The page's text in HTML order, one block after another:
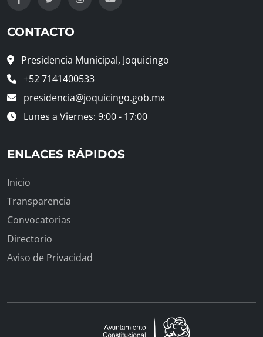
CONTACTO
Presidencia Municipal, Joquicingo
+52 7141400533
presidencia@joquicingo.gob.mx
Lunes a Viernes: 9:00 - 17:00
ENLACES RÁPIDOS
Inicio
Transparencia
Convocatorias
Directorio
Aviso de Privacidad